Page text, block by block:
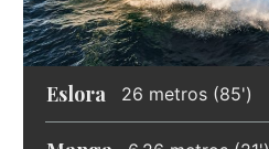
Eslora 26 metros (85')